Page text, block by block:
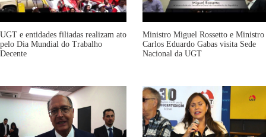
UGT e entidades filiadas realizam ato
pelo Dia Mundial do Trabalho
Decente
Ministro Miguel Rossetto e Ministro
Carlos Eduardo Gabas visita Sede
Nacional da UGT